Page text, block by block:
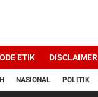
ETIK DISCLAIMER
NASIONAL POLITIK